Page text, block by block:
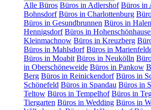
Alle Büros Büros in Adlershof Büros in
Bohnsdorf Büros in Charlottenburg
Büros in Gesundbrunnen Büros in
Hennigsdorf Büros in
Kleinmachnow Büros in Kreuzberg
Büros in Mahlsdorf Büros in
Büros in Moabit Büros in Neukölln
in Oberschöneweide Büros in Pankow
Berg Büros in Reinickendorf Büros in
Schönefeld Büros in Spandau Büros in
Teltow Büros in Tempelhof Büros in
Tiergarten Büros in Wedding Büros in